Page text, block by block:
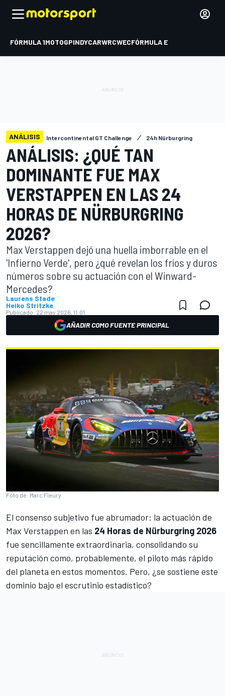
FÓRMULA 1MOTOGPINDYCARWRCWECFÓRMULA E
ANÁLISIS Intercontinental GT Challenge 24h Nürburgring
ANÁLISIS: ¿QUÉ TAN
DOMINANTE FUE MAX
VERSTAPPEN EN LAS 24
HORAS DE NÜRBURGRING
2026?
Max Verstappen dejó una huella imborrable en el
'Infierno Verde', pero ¿qué revelan los fríos y duros
números sobre su actuación con el Winward-
Mercedes?
Laurens Stade
Heiko Stritzke
Publicado: 22 may 2026, 11:01
AÑADIR COMO FUENTE PRINCIPAL
Foto de: Marc Fleury
El consenso subjetivo fue abrumador: la actuación de
Max Verstappen en las 24 Horas de Nürburgring 2026
fue sencillamente extraordinaria, consolidando su
reputación como, probablemente, el piloto más rápido
del planeta en estos momentos. Pero, ¿se sostiene este
dominio bajo el escrutinio estadístico?